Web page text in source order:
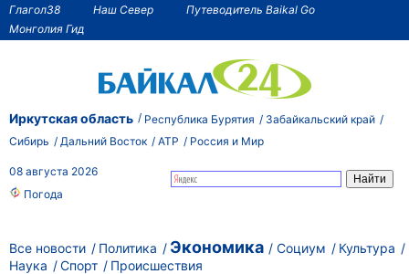
Глагол38 Наш Север
Путеводитель Baikal Go
Монголия Гид
Иркутская область Республика Бурятия
Забайкальский край
Сибирь
Дальний Восток АТР Россия и Мир
08 августа 2026
Погода
Все новости Политика Экономика Социум
Культура
Наука
Спорт Происшествия